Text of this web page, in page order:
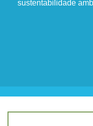
sustentabilidade